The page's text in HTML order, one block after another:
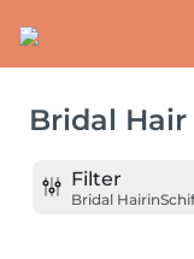
Bridal Hair
Filter
Bridal Hairin